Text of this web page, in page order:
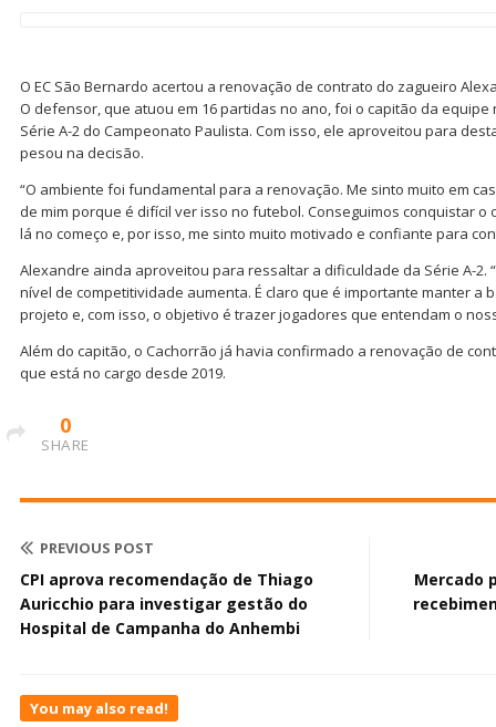
O EC São Bernardo acertou a renovação de contrato do zagueiro
O defensor, que atuou em 16 partidas no ano, foi o capitão da
Série A-2 do Campeonato Paulista. Com isso, ele aproveitou para
pesou na decisão.
“O ambiente foi fundamental para a renovação. Me sinto muito em
de mim porque é difícil ver isso no futebol. Conseguimos conquistar
lá no começo e, por isso, me sinto muito motivado e confiante para
Alexandre ainda aproveitou para ressaltar a dificuldade da Série A-2.
nível de competitividade aumenta. É claro que é importante manter a
projeto e, com isso, o objetivo é trazer jogadores que entendam o
Além do capitão, o Cachorrão já havia confirmado a renovação de
que está no cargo desde 2019.
0
SHARE
PREVIOUS POST
CPI aprova recomendação de Thiago
Auricchio para investigar gestão do
Hospital de Campanha do Anhembi
Mercado
You may also read!